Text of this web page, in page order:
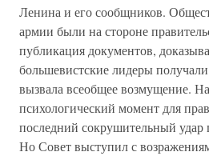
Ленина и его сообщников.
армии были на стороне
публикация документов,
большевистские лидеры
вызвала всеобщее возмущение.
психологический момент для
последний сокрушительный удар
Но Совет выступил с